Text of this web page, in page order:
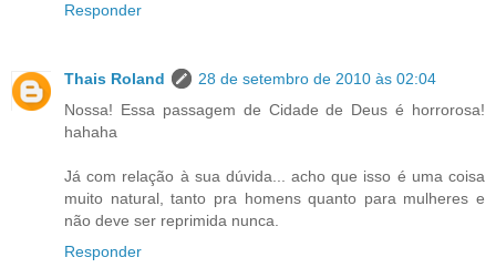
Responder
Thais Roland
28 de setembro de 2010 às 02:04
Nossa! Essa passagem de Cidade de Deus é horrorosa!
hahaha
Já com relação à sua dúvida... acho que isso é uma coisa
muito natural, tanto pra homens quanto para mulheres e
não deve ser reprimida nunca.
Responder